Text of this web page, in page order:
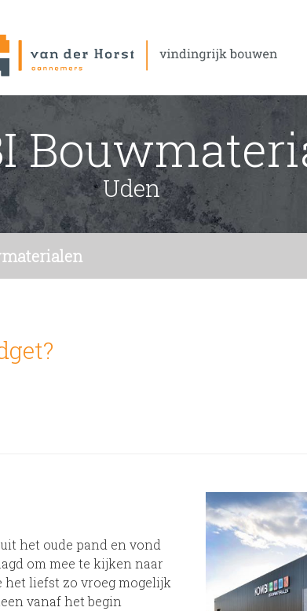
Uden
het oude pand en vond
om mee te kijken naar
het liefst zo vroeg mogelijk
vanaf het begin